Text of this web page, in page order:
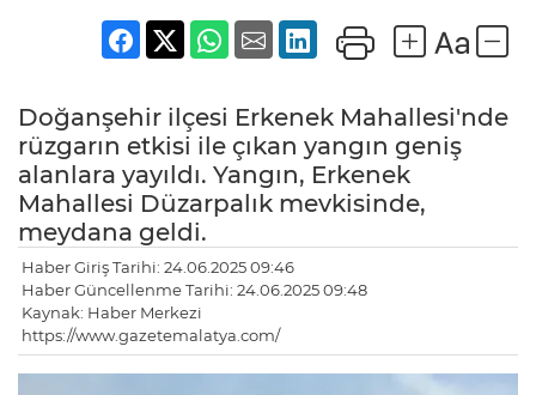
Doğanşehir ilçesi Erkenek Mahallesi'nde
rüzgarın etkisi ile çıkan yangın geniş
alanlara yayıldı. Yangın, Erkenek
Mahallesi Düzarpalık mevkisinde,
meydana geldi.
Haber Giriş Tarihi: 24.06.2025 09:46
Haber Güncellenme Tarihi: 24.06.2025 09:48
Kaynak: Haber Merkezi
https://www.gazetemalatya.com/